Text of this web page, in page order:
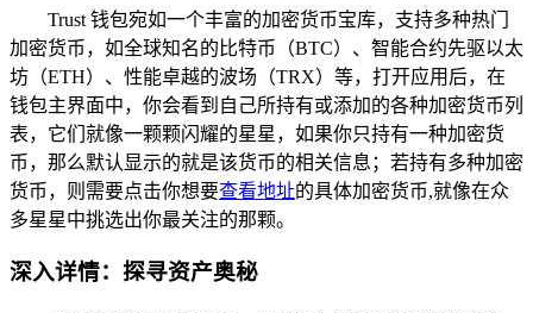
Trust 钱包宛如一个丰富的加密货币宝库，支持多种热门
加密货币，如全球知名的比特币（BTC）、智能合约先驱以太
坊（ETH）、性能卓越的波场（TRX）等，打开应用后，在
钱包主界面中，你会看到自己所持有或添加的各种加密货币列
表，它们就像一颗颗闪耀的星星，如果你只持有一种加密货
币，那么默认显示的就是该货币的相关信息；若持有多种加密
货币，则需要点击你想要查看地址的具体加密货币,就像在众
多星星中挑选出你最关注的那颗。
深入详情：探寻资产奥秘